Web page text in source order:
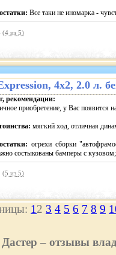
Все таки не иномарка -
(4 из 5)
, 4x2, 2.0 л.
рекомендации:
приобретение, у Вас появится
мягкий ход, отличная
огрехи сборки
состыкованы бамперы с
(5 из 5)
1 2 3 4 5 6 7 8 9
– отзывы